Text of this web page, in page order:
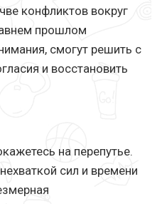
конфликтов вокруг
прошлом
смогут решить с
и восстановить
на перепутье.
сил и времени